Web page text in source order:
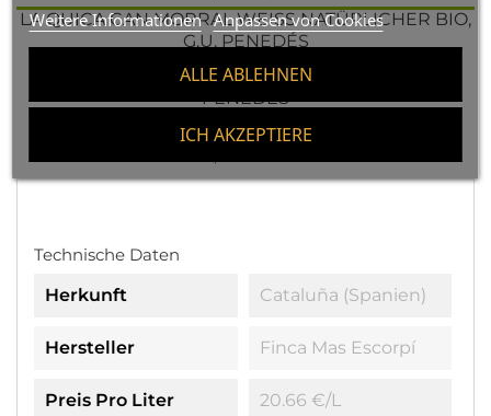
Weitere Informationen Anpassen von Cookies
ALLE ABLEHNEN
ICH AKZEPTIERE
LA QUICA CAN MORRAL WEISS NATÜRLICHER BIO,
G.U. PENEDÉS
CAN SUMOI LA ROSA NATURAL ORGANIC, G.U
PENEDÉS
JOSEP FORASTER BRISAT DEL COSTER WEISS N
Technische Daten
Herkunft
Cataluña (Spanien)
Hersteller Finca Mas Escorpí
Preis Pro Liter 20.66 €/l